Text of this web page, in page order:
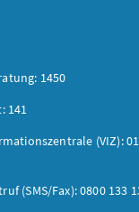
1450
141
(VIZ):
(SMS/Fax): 0800 133